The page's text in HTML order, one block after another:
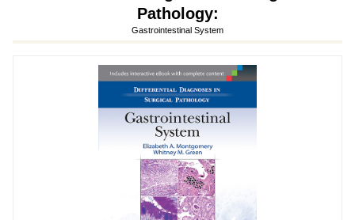
Pathology:
Gastrointestinal System